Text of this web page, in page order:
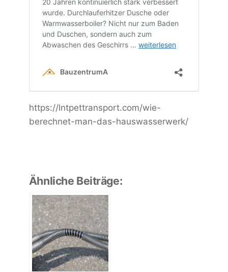
https://lntpettransport.com/wie-
berechnet-man-das-hauswasserwerk/
Ähnliche Beiträge: